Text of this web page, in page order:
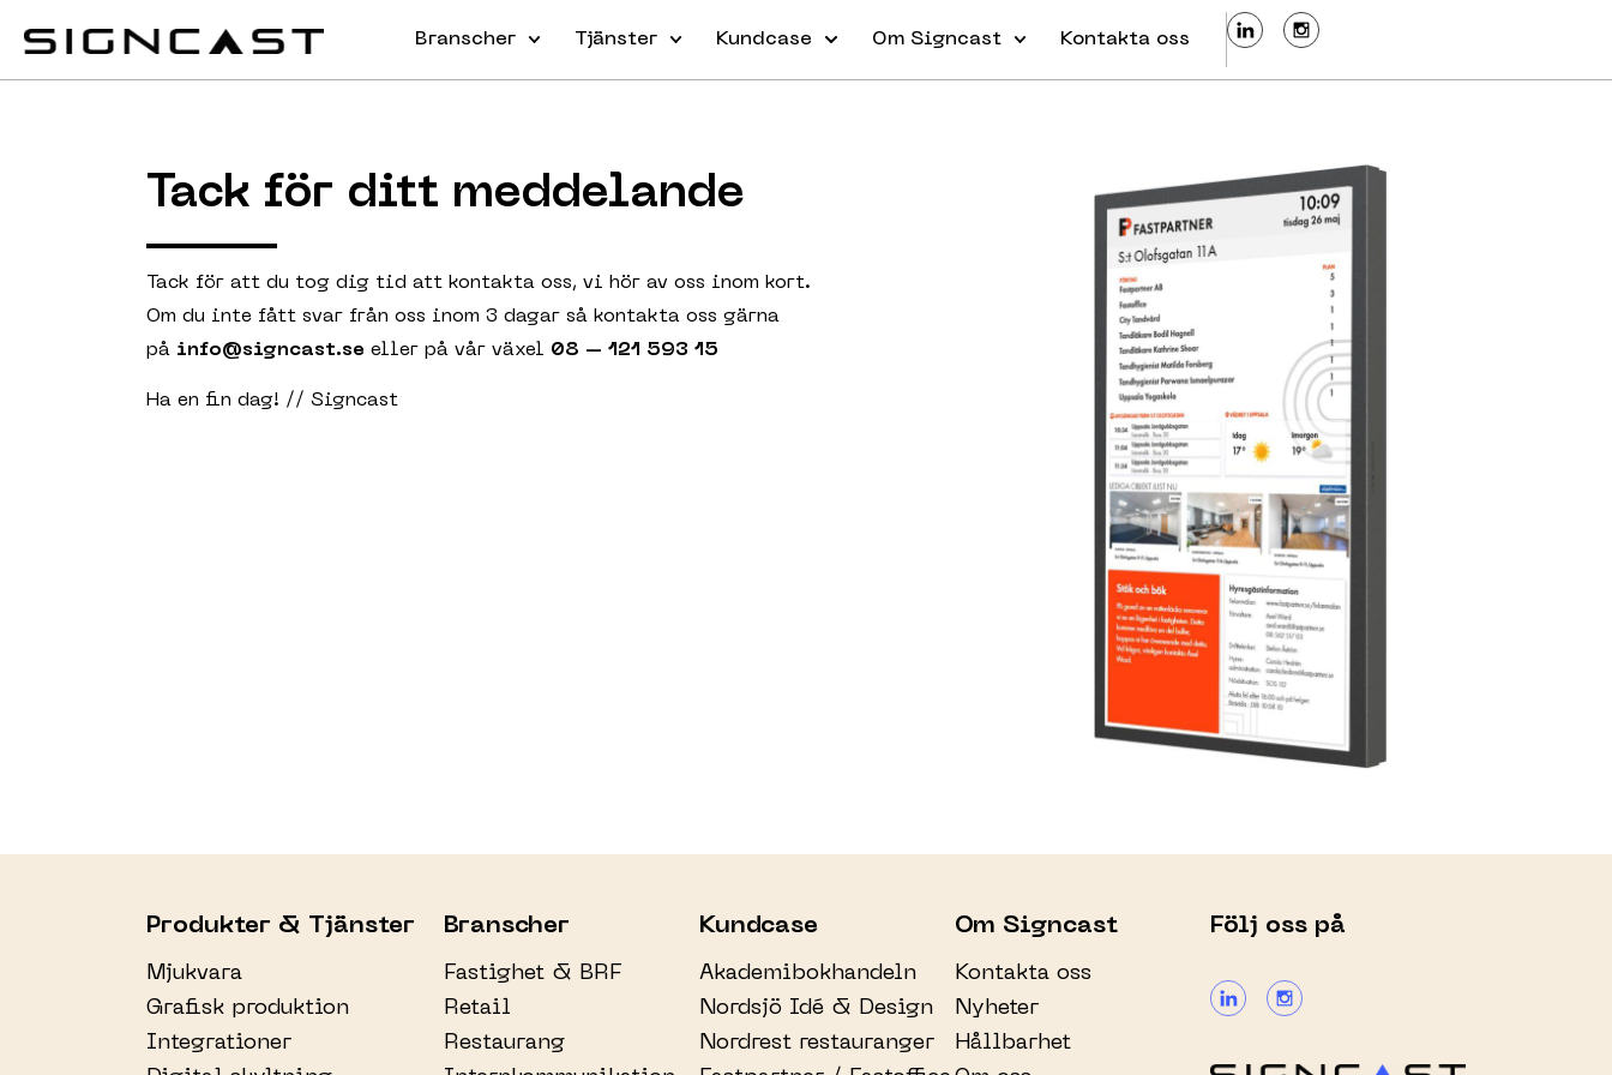
Branscher Tjänster Kundcase Om Signcast Kontakta oss
Tack för ditt meddelande
Tack för att du tog dig tid att kontakta oss, vi hör av oss inom kort.
Om du inte fått svar från oss inom 3 dagar så kontakta oss gärna
på info@signcast.se eller på vår växel 08 – 121 593 15
Ha en fin dag! // Signcast
Produkter & Tjänster
Mjukvara
Grafisk produktion
Integrationer
Branscher
Fastighet & BRF
Retail
Restaurang
Kundcase
Akademibokhandeln
Nordsjö Idé & Design
Nordrest restauranger
Om Signcast
Kontakta oss
Nyheter
Hållbarhet
Följ oss på